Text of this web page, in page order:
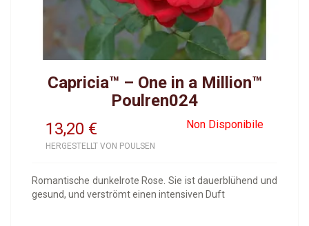
Capricia™ – One in a Million™
Poulren024
13,20
Non Disponibile
€
HERGESTELLT VON POULSEN
Romantische dunkelrote Rose. Sie ist dauerblühend und
gesund, und verströmt einen intensiven Duft